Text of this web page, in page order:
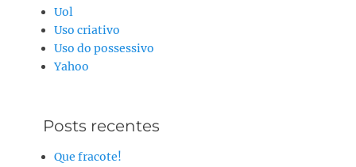
Uol
Uso criativo
Uso do possessivo
Yahoo
Posts recentes
Que fracote!